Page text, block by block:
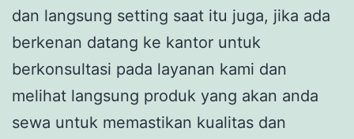
dan langsung setting saat itu juga, jika ada
berkenan datang ke kantor untuk
berkonsultasi pada layanan kami dan
melihat langsung produk yang akan anda
sewa untuk memastikan kualitas dan